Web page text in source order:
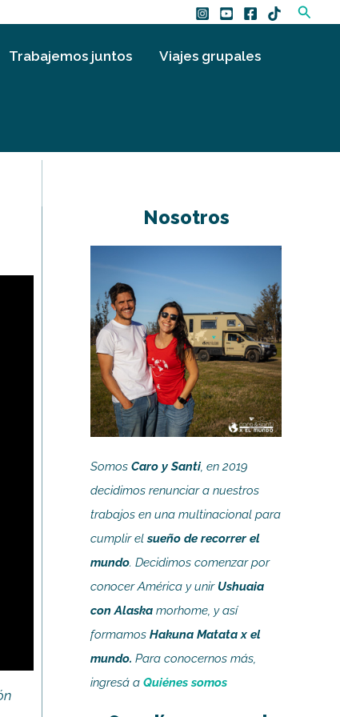
Trabajemos juntos Viajes grupales
Nosotros
Somos Caro y Santi, en 2019
decidimos renunciar a nuestros
trabajos en una multinacional para
cumplir elsueño de recorrer el
mundo. Decidimos comenzar por
conocer América y unir Ushuaia
con Alaska morhome, y así
formamos Hakuna Matata x el
mundo. Para conocernos más,
ingresá a Quiénes somos